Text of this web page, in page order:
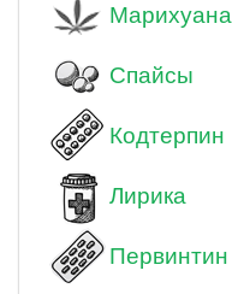
Марихуана
Спайсы
Кодтерпин
Лирика
Первинтин